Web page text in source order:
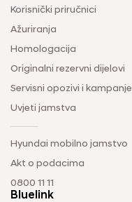
Korisnički priručnici
Ažuriranja
Homologacija
Originalni rezervni dijelovi
Servisni opozivi i kampanje
Uvjeti jamstva
Hyundai mobilno jamstvo
Akt o podacima
0800 11 11
Bluelink